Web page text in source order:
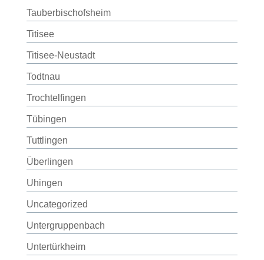
Tauberbischofsheim
Titisee
Titisee-Neustadt
Todtnau
Trochtelfingen
Tübingen
Tuttlingen
Überlingen
Uhingen
Uncategorized
Untergruppenbach
Untertürkheim